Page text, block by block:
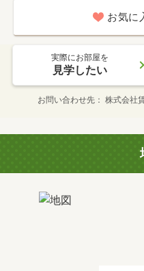
お気に
実際にお部屋を
見学したい
お問い合わせ先 株式会社